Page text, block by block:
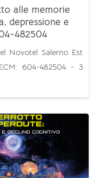
alle memorie
depressione e
482504
Novotel Salerno Est
604-482504 - 3